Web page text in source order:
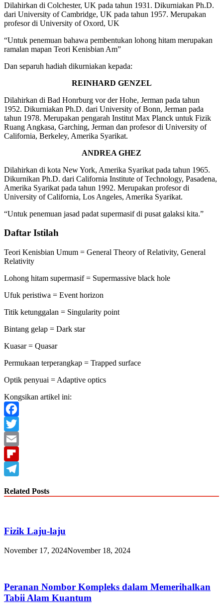
Dilahirkan di Colchester, UK pada tahun 1931. Dikurniakan Ph.D.
dari University of Cambridge, UK pada tahun 1957. Merupakan
profesor di University of Oxord, UK
“Untuk penemuan bahawa pembentukan lohong hitam merupakan
ramalan mapan Teori Kenisbian Am”
Dan separuh hadiah dikurniakan kepada:
REINHARD GENZEL
Dilahirkan di Bad Honrburg vor der Hohe, Jerman pada tahun
1952. Dikurniakan Ph.D. dari University of Bonn, Jerman pada
tahun 1978. Merupakan pengarah Institut Max Planck untuk Fizik
Ruang Angkasa, Garching, Jerman dan profesor di University of
California, Berkeley, Amerika Syarikat.
ANDREA GHEZ
Dilahirkan di kota New York, Amerika Syarikat pada tahun 1965.
Dikurnikan Ph.D. dari California Institute of Technology, Pasadena,
Amerika Syarikat pada tahun 1992. Merupakan profesor di
University of California, Los Angeles, Amerika Syarikat.
“Untuk penemuan jasad padat supermasif di pusat galaksi kita.”
Daftar Istilah
Teori Kenisbian Umum = General Theory of Relativity, General
Relativity
Lohong hitam supermasif = Supermassive black hole
Ufuk peristiwa = Event horizon
Titik ketunggalan = Singularity point
Bintang gelap = Dark star
Kuasar = Quasar
Permukaan terperangkap = Trapped surface
Optik penyuai = Adaptive optics
Kongsikan artikel ini:
Facebook
Twitter
Email
Flipboard
Related Posts
Fizik Laju-laju
November 17, 2024November 18, 2024
Peranan Nombor Kompleks dalam Memerihalkan
Tabii Alam Kuantum